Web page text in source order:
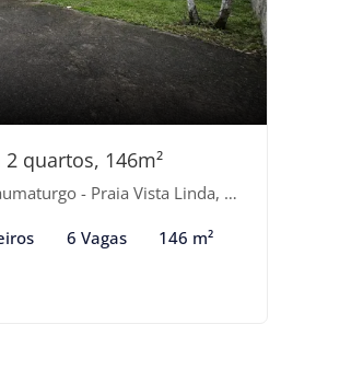
quartos, 146m²
- Praia Vista Linda, Bertioga-SP
6 Vagas 146 m²